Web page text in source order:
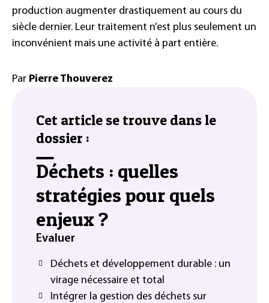
production augmenter drastiquement au cours du
siècle dernier. Leur traitement n’est plus seulement un
inconvénient mais une activité à part entière.
Par Pierre Thouverez
Cet article se trouve dans le
dossier :
Déchets : quelles
stratégies pour quels
enjeux ?
Evaluer
Déchets et développement durable : un
virage nécessaire et total
Intégrer la gestion des déchets sur